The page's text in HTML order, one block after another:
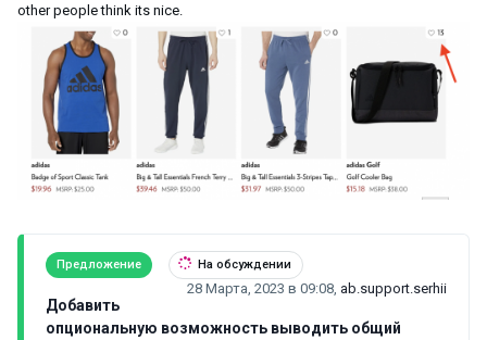
other people think its nice.
Предложение На обсуждении
28 Марта, 2023 в 09:08 ab.support.serhii
Добавить
опциональную возможность выводить общий